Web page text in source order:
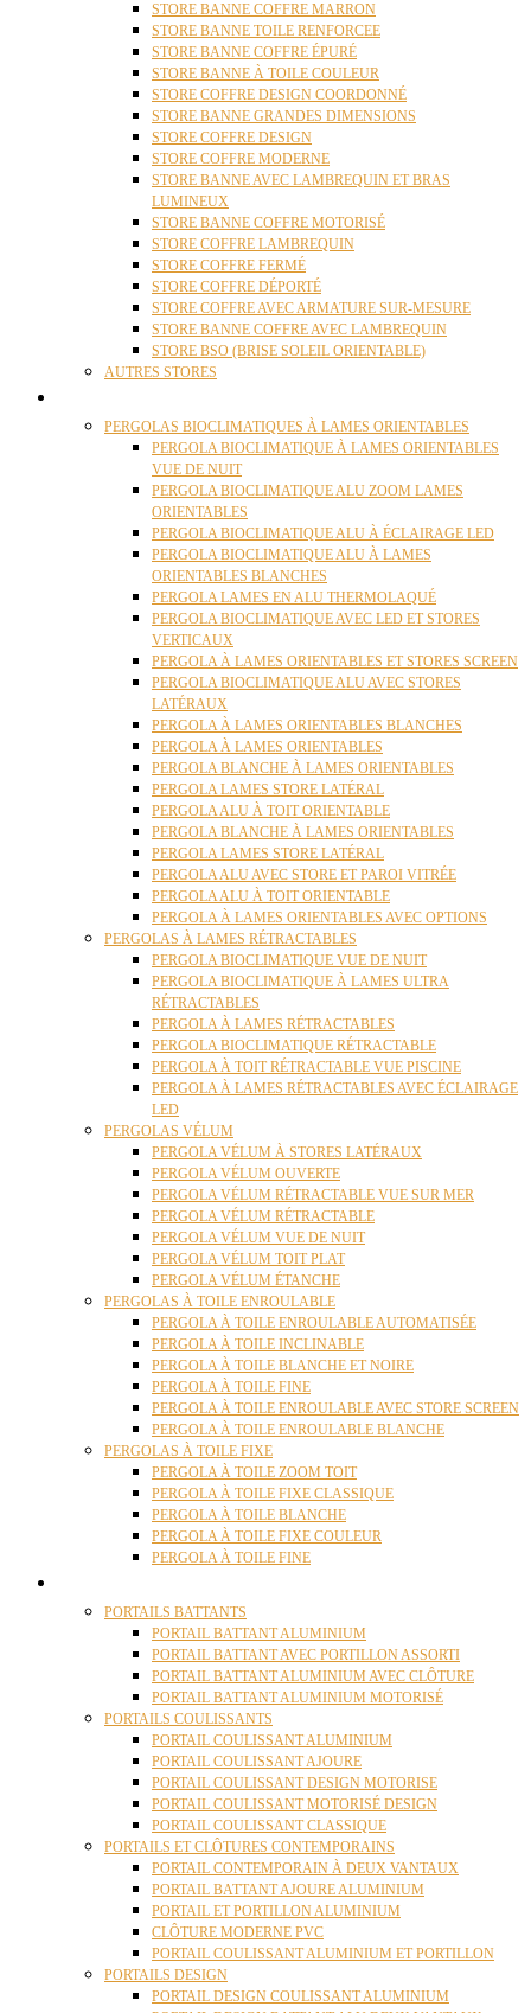
STORE BANNE COFFRE MARRON
STORE BANNE TOILE RENFORCEE
STORE BANNE COFFRE ÉPURÉ
STORE BANNE À TOILE COULEUR
STORE COFFRE DESIGN COORDONNÉ
STORE BANNE GRANDES DIMENSIONS
STORE COFFRE DESIGN
STORE COFFRE MODERNE
STORE BANNE AVEC LAMBREQUIN ET BRAS
LUMINEUX
STORE BANNE COFFRE MOTORISÉ
STORE COFFRE LAMBREQUIN
STORE COFFRE FERMÉ
STORE COFFRE DÉPORTÉ
STORE COFFRE AVEC ARMATURE SUR-MESURE
STORE BANNE COFFRE AVEC LAMBREQUIN
STORE BSO (BRISE SOLEIL ORIENTABLE)
AUTRES STORES
PERGOLAS BIOCLIMATIQUES À LAMES ORIENTABLES
PERGOLA BIOCLIMATIQUE À LAMES ORIENTABLES
VUE DE NUIT
PERGOLA BIOCLIMATIQUE ALU ZOOM LAMES
ORIENTABLES
PERGOLA BIOCLIMATIQUE ALU À ÉCLAIRAGE LED
PERGOLA BIOCLIMATIQUE ALU À LAMES
ORIENTABLES BLANCHES
PERGOLA LAMES EN ALU THERMOLAQUÉ
PERGOLA BIOCLIMATIQUE AVEC LED ET STORES
VERTICAUX
PERGOLA À LAMES ORIENTABLES ET STORES SCREEN
PERGOLA BIOCLIMATIQUE ALU AVEC STORES
LATÉRAUX
PERGOLA À LAMES ORIENTABLES BLANCHES
PERGOLA À LAMES ORIENTABLES
PERGOLA BLANCHE À LAMES ORIENTABLES
PERGOLA LAMES STORE LATÉRAL
PERGOLA ALU À TOIT ORIENTABLE
PERGOLA BLANCHE À LAMES ORIENTABLES
PERGOLA LAMES STORE LATÉRAL
PERGOLA ALU AVEC STORE ET PAROI VITRÉE
PERGOLA ALU À TOIT ORIENTABLE
PERGOLA À LAMES ORIENTABLES AVEC OPTIONS
PERGOLAS À LAMES RÉTRACTABLES
PERGOLA BIOCLIMATIQUE VUE DE NUIT
PERGOLA BIOCLIMATIQUE À LAMES ULTRA
RÉTRACTABLES
PERGOLA À LAMES RÉTRACTABLES
PERGOLA BIOCLIMATIQUE RÉTRACTABLE
PERGOLA À TOIT RÉTRACTABLE VUE PISCINE
PERGOLA À LAMES RÉTRACTABLES AVEC ÉCLAIRAGE
LED
PERGOLAS VÉLUM
PERGOLA VÉLUM À STORES LATÉRAUX
PERGOLA VÉLUM OUVERTE
PERGOLA VÉLUM RÉTRACTABLE VUE SUR MER
PERGOLA VÉLUM RÉTRACTABLE
PERGOLA VÉLUM VUE DE NUIT
PERGOLA VÉLUM TOIT PLAT
PERGOLA VÉLUM ÉTANCHE
PERGOLAS À TOILE ENROULABLE
PERGOLA À TOILE ENROULABLE AUTOMATISÉE
PERGOLA À TOILE INCLINABLE
PERGOLA À TOILE BLANCHE ET NOIRE
PERGOLA À TOILE FINE
PERGOLA À TOILE ENROULABLE AVEC STORE SCREEN
PERGOLA À TOILE ENROULABLE BLANCHE
PERGOLAS À TOILE FIXE
PERGOLA À TOILE ZOOM TOIT
PERGOLA À TOILE FIXE CLASSIQUE
PERGOLA À TOILE BLANCHE
PERGOLA À TOILE FIXE COULEUR
PERGOLA À TOILE FINE
PORTAILS BATTANTS
PORTAIL BATTANT ALUMINIUM
PORTAIL BATTANT AVEC PORTILLON ASSORTI
PORTAIL BATTANT ALUMINIUM AVEC CLÔTURE
PORTAIL BATTANT ALUMINIUM MOTORISÉ
PORTAILS COULISSANTS
PORTAIL COULISSANT ALUMINIUM
PORTAIL COULISSANT AJOURE
PORTAIL COULISSANT DESIGN MOTORISE
PORTAIL COULISSANT MOTORISÉ DESIGN
PORTAIL COULISSANT CLASSIQUE
PORTAILS ET CLÔTURES CONTEMPORAINS
PORTAIL CONTEMPORAIN À DEUX VANTAUX
PORTAIL BATTANT AJOURE ALUMINIUM
PORTAIL ET PORTILLON ALUMINIUM
CLÔTURE MODERNE PVC
PORTAIL COULISSANT ALUMINIUM ET PORTILLON
PORTAILS DESIGN
PORTAIL DESIGN COULISSANT ALUMINIUM